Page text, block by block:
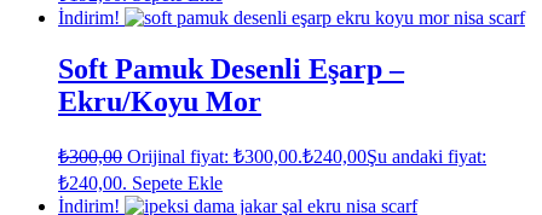
İndirim!
Soft Pamuk Desenli Eşarp –
Ekru/Koyu Mor
₺300,00 Orijinal fiyat: ₺300,00.₺240,00Şu andaki fiyat:
₺240,00. Sepete Ekle
İndirim!